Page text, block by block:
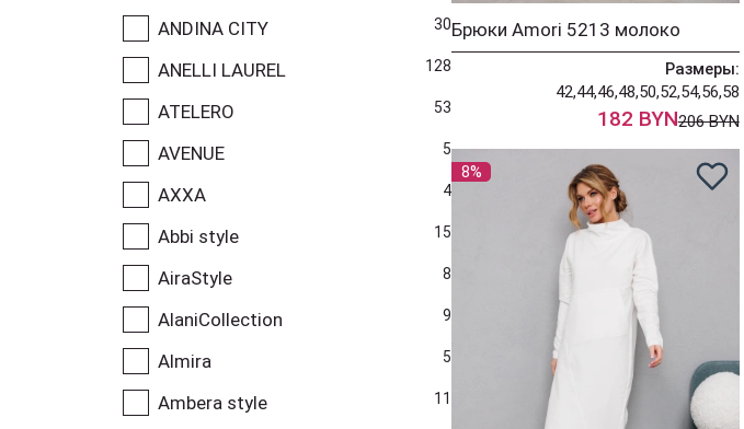
ANDINA CITY 30
ANELLI LAUREL 128
ATELERO 53
AVENUE 5
AXXA 4
Abbi style 15
AiraStyle 8
AlaniCollection 9
Almira 5
Ambera style 11
Брюки Amori 5213 молоко
Размеры:
42,44,46,48,50,52,54,56,58
182 BYN206 BYN
8%